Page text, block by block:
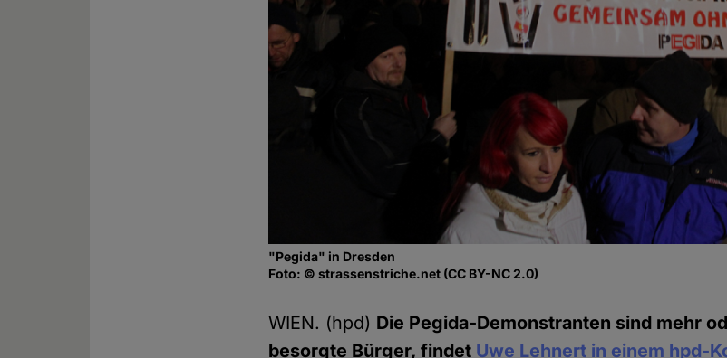
"Pegida" in Dresden
Foto: © strassenstriche.net (CC BY-NC 2.0)
WIEN. (hpd) Die Pegida-Demonstranten sind mehr
besorgte Bürger, findet Uwe Lehnert in einem hpd-